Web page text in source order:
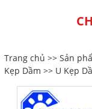
Trang chủ >> Sản
Kẹp Dầm >> U Kẹp